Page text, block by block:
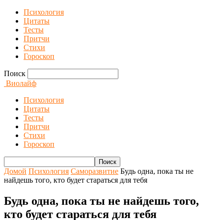
Психология
Цитаты
Тесты
Притчи
Стихи
Гороскоп
Поиск
Виолайф
Психология
Цитаты
Тесты
Притчи
Стихи
Гороскоп
Домой Психология Саморазвитие Будь одна, пока ты не
найдешь того, кто будет стараться для тебя
Будь одна, пока ты не найдешь того,
кто будет стараться для тебя